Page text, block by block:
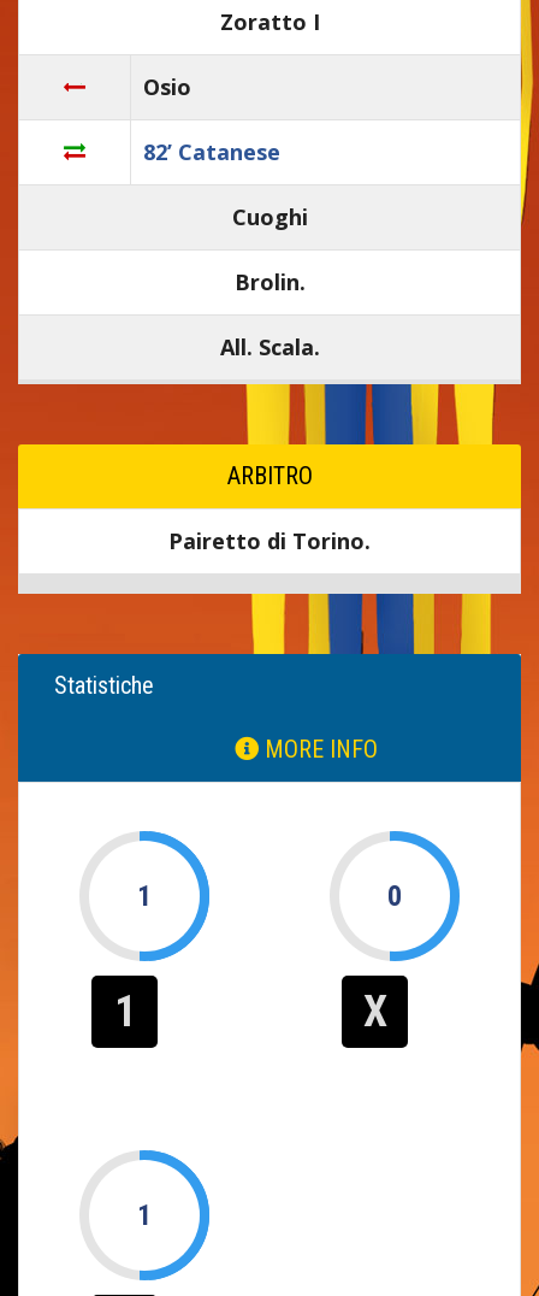
Zoratto I
Osio
82’ Catanese
Cuoghi
Brolin.
All. Scala.
ARBITRO
Pairetto di Torino.
Statistiche
MORE INFO
1
1
0
X
1